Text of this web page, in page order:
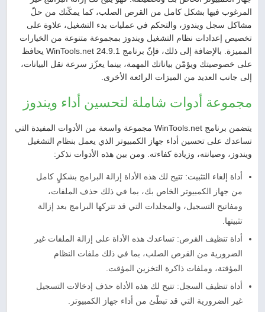
المرغوب فيها بشكل كامل من القرص الصلب، كما يمكّنك من حلّ
مشاكل سجل ويندوز، والتحكم في عمليات بدء التشغيل، علاوة على
تخصيص إعدادات نظام التشغيل ويندوز بمجموعة متنوعة من الخيارات
المميزة. بالإضافة إلى ذلك، فإنّ برنامج WinTools.net 24.9.1 يحافظ
على خصوصيتك ويؤمّن بياناتك المهمة، بينما يعزّز سرعة نقل البيانات،
إلى جانب العديد من الميزات الرائعة الأخرى.
مجموعة أدوات شاملة لتحسين أداء ويندوز
يتضمن برنامج WinTools.net مجموعة واسعة من الأدوات المفيدة التي
تساعدك على تحسين أداء جهاز الكمبيوتر الذي يعمل بنظام التشغيل
ويندوز، وصيانته، وزيادة كفاءته. ومن بين هذه الأدوات نذكر:
أداة إلغاء التثبيت: تتيح لك هذه الأداة إزالة البرامج بشكلٍ كامل
من جهاز الكمبيوتر الخاص بك، بما في ذلك حذف الملفات،
ومفاتيح التسجيل، والمجلدات التي قد تتركها البرامج بعد إزالة
تثبيتها.
أداة تنظيف القرص: تساعدك هذه الأداة على إزالة الملفات غير
الضرورية من القرص الصلب، بما في ذلك ملفات النظام
المؤقتة، وملفات ذاكرة التخزين المؤقت.
أداة تنظيف السجل: تتيح لك هذه الأداة حذف إدخالات التسجيل
غير الضرورية التي قد تبطّئ من أداء جهاز الكمبيوتر.